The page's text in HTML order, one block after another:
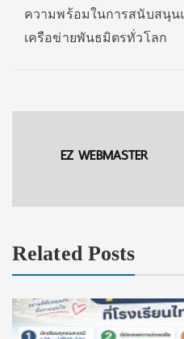
ความพร้อมในการสนับสนุน
เครือข่ายพันธมิตรทั่วโลก
EZ WEBMASTER
Related Posts